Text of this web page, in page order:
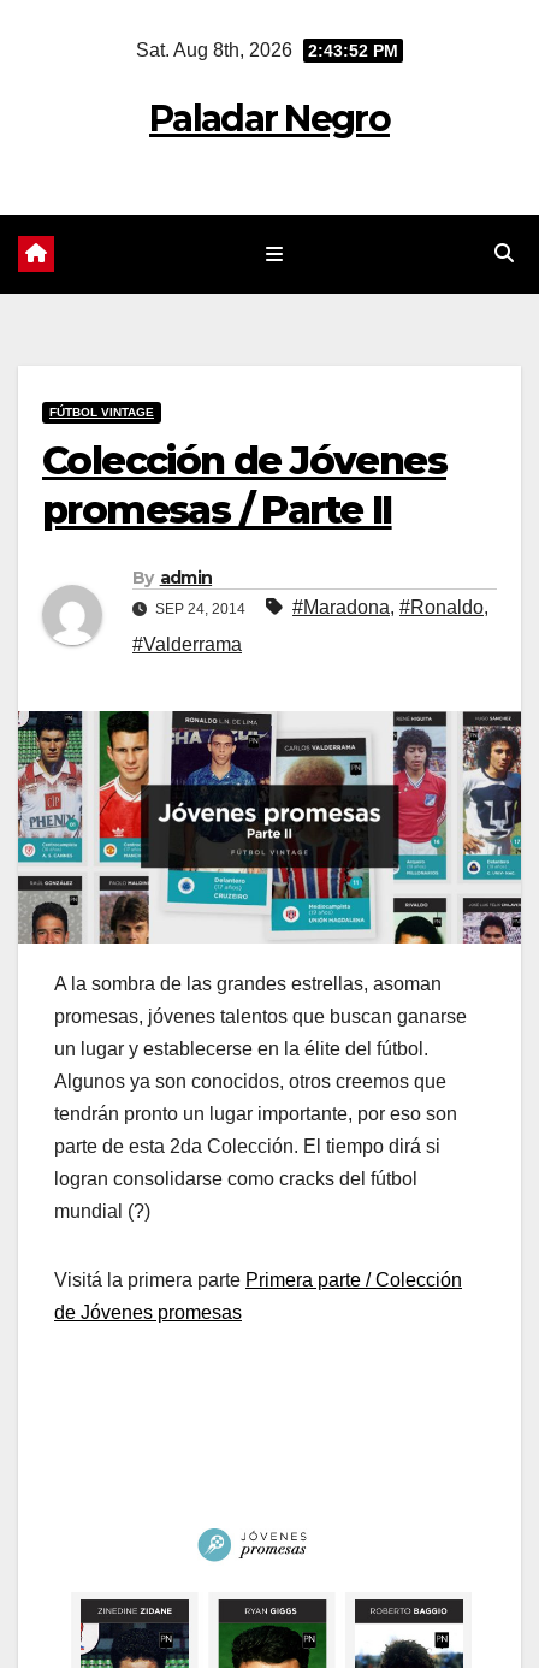
Sat. Aug 8th, 2026 2:43:53 PM
Paladar Negro
FÚTBOL VINTAGE
Colección de Jóvenes
promesas / Parte II
By admin
SEP 24, 2014 #Maradona, #Ronaldo,
#Valderrama
A la sombra de las grandes estrellas, asoman
promesas, jóvenes talentos que buscan ganarse
un lugar y establecerse en la élite del fútbol.
Algunos ya son conocidos, otros creemos que
tendrán pronto un lugar importante, por eso son
parte de esta 2da Colección. El tiempo dirá si
logran consolidarse como cracks del fútbol
mundial (?)
Visitá la primera parte Primera parte / Colección
de Jóvenes promesas